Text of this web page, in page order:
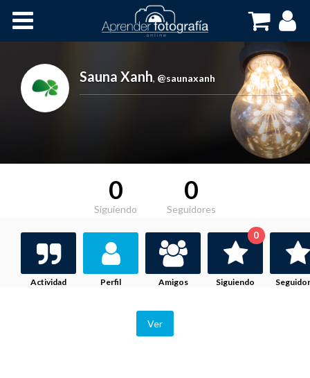
Cursos OnLine
Sauna Xanh, @saunaxanh
0
Siguiendo
0
Seguidores
Actividad Perfil Amigos Siguiendo
0
Ver